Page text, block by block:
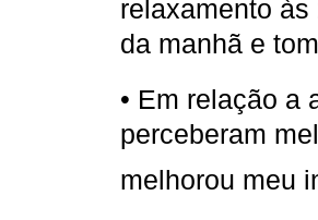
relaxamento
da manhã e
• Em relação a
perceberam
melhorou meu